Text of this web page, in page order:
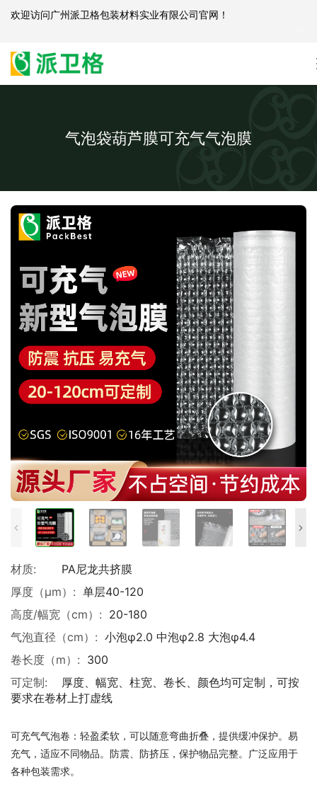
气泡袋葫芦膜可充气气泡膜
材质:
PA尼龙共挤膜
厚度（μm）: 单层40-120
高度/幅宽（cm）: 20-180
气泡直径（cm）: 小泡φ2.0 中泡φ2.8 大泡φ4.4
卷长度（m）: 300
可定制:
厚度、幅宽、柱宽、卷长、颜色均可定制，可按
要求在卷材上打虚线
可充气气泡卷：轻盈柔软，可以随意弯曲折叠，提供缓冲保护。易
充气，适应不同物品。防震、防挤压，保护物品完整。广泛应用于
各种包装需求。
欢迎访问广州派卫格包装材料实业有限公司官网 ！